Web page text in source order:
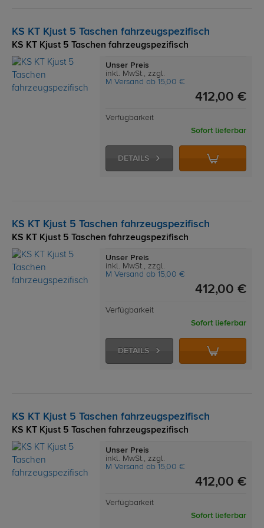
KS KT Kjust 5 Taschen fahrzeugspezifisch
KS KT Kjust 5 Taschen fahrzeugspezifisch
Unser Preis
inkl. MwSt., zzgl.
M Versand ab 15,00 €
412,00 €
Verfügbarkeit
Sofort lieferbar
DETAILS
KS KT Kjust 5 Taschen fahrzeugspezifisch
KS KT Kjust 5 Taschen fahrzeugspezifisch
Unser Preis
inkl. MwSt., zzgl.
M Versand ab 15,00 €
412,00 €
Verfügbarkeit
Sofort lieferbar
DETAILS
KS KT Kjust 5 Taschen fahrzeugspezifisch
KS KT Kjust 5 Taschen fahrzeugspezifisch
Unser Preis
inkl. MwSt., zzgl.
M Versand ab 15,00 €
412,00 €
Verfügbarkeit
Sofort lieferbar